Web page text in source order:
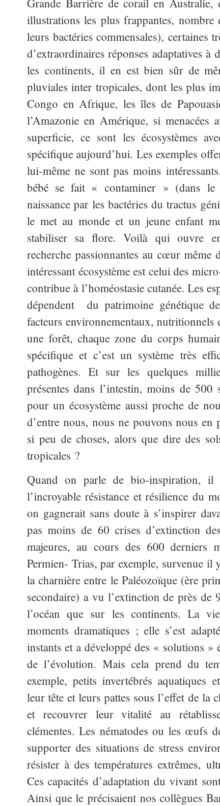
Grande Barrière de corail en Australie,
illustrations les plus frappantes, nombre
leurs bactéries commensales), certaines
d’extraordinaires réponses adaptatives à
les continents, il en est bien sûr de
pluviales inter tropicales, dont les plus
Congo en Afrique, les îles de
l’Amazonie en Amérique, si menacées
superficie, ce sont les écosystèmes
spécifique aujourd’hui. Les exemples
lui-même ne sont pas moins
bébé se fait « contaminer » (dans
naissance par les bactéries du tractus
le met au monde et un jeune enfant
stabiliser sa flore. Voilà qui ouvre
recherche passionnantes au cœur même
intéressant écosystème est celui des
contribue à l’homéostasie cutanée. Les
dépendent du patrimoine génétique
facteurs environnementaux, nutritionnels
une forêt, chaque zone du corps
spécifique et c’est un système très
pathogènes. Et sur les quelques
présentes dans l’intestin, moins de
pour un écosystème aussi proche de
d’entre nous, nous ne pouvons nous en
si peu de choses, alors que dire des
tropicales ?
Quand on parle de bio-inspiration, il
l’incroyable résistance et résilience du
on gagnerait sans doute à s’inspirer
pas moins de 60 crises d’extinction
majeures, au cours des 600 derniers
Permien- Trias, par exemple, survenue il
la charnière entre le Paléozoïque (ère
secondaire) a vu l’extinction de près de
l’océan que sur les continents. La
moments dramatiques ; elle s’est
instants et a développé des « solutions »
de l’évolution. Mais cela prend du
exemple, petits invertébrés aquatiques
leur tête et leurs pattes sous l’effet de la
et recouvrer leur vitalité au
clémentes. Les nématodes ou les œufs
supporter des situations de stress
résister à des températures extrêmes,
Ces capacités d’adaptation du vivant
Ainsi que le précisaient nos collègues